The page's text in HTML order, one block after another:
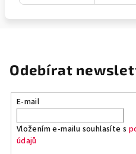
Odebírat
E-mail
Vložením e-mailu souhlasíte s
údajů